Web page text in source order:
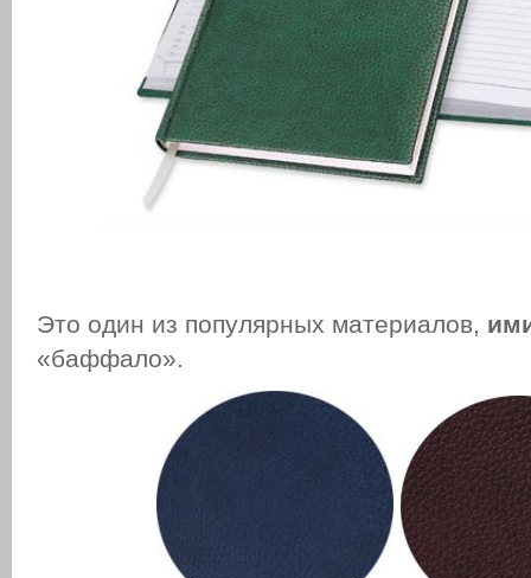
Это один из популярных материалов,
«баффало».